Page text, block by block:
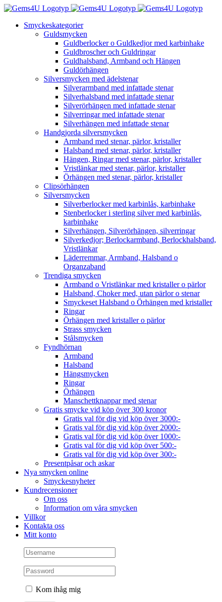
Fortsätt
innehålletSmyckeskategorier
Guldsmycken
Guldberlocker o Guldkedjor med karbinhake
Guldbroscher och Guldringar
Guldhalsband, Armband och Hängen
Guldörhängen
Silversmycken med ädelstenar
Silverarmband med infattade stenar
Silverhalsband med infattade stenar
Silverörhängen med infattade stenar
Silverringar med infattade stenar
Silverhängen med infattade stenar
Handgjorda silversmycken
Armband med stenar, pärlor, kristaller
Halsband med stenar, pärlor, kristaller
Hängen, Ringar med stenar, pärlor, kristaller
Vristlänkar med stenar, pärlor, kristaller
Örhängen med stenar, pärlor, kristaller
Clipsörhängen
Silversmycken
Silverberlocker med karbinlås, karbinhake
Stenberlocker i sterling silver med karbinlås,
karbinhake
Silverhängen, Silverörhängen, silverringar
Silverkedjor; Berlockarmband, Berlockhalsband,
Vristlänkar
Läderremmar, Armband, Halsband o
Organzaband
Trendiga smycken
Armband o Vristlänkar med kristaller o pärlor
Halsband, Choker med, utan pärlor o stenar
Smyckeset Halsband o Örhängen med kristaller
Ringar
Örhängen med kristaller o pärlor
Strass smycken
Stålsmycken
Fyndhörnan
Armband
Halsband
Hängsmycken
Ringar
Örhängen
Manschettknappar med stenar
Gratis smycke vid köp över 300 kronor
Gratis val för dig vid köp över 3000:-
Gratis val för dig vid köp över 2000:-
Gratis val för dig vid köp över 1000:-
Gratis val för dig vid köp över 500:-
Gratis val för dig vid köp över 300:-
Presentpåsar och askar
Nya smycken online
Smyckesnyheter
Kundrecensioner
Om oss
Information om våra smycken
Villkor
Kontakta oss
Mitt konto
Kom ihåg mig